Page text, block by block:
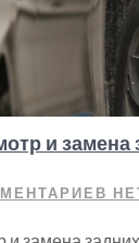
и замена